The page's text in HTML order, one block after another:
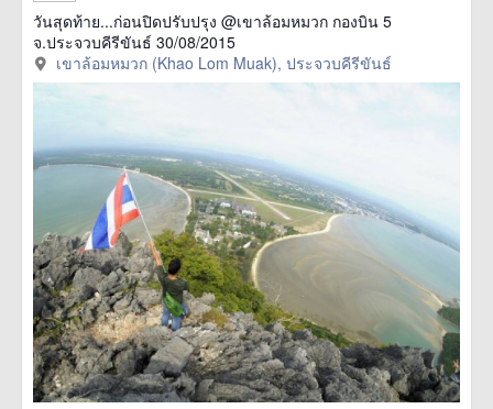
วันสุดท้าย...ก่อนปิดปรับปรุง @เขาล้อมหมวก กองบิน 5
จ.ประจวบคีรีขันธ์ 30/08/2015
เขาล้อมหมวก (Khao Lom Muak), ประจวบคีรีขันธ์